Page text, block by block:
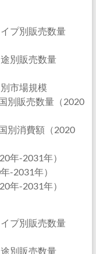
プ別販売数量
別販売数量
市場規模
別販売数量（2020
別消費額（2020
年-2031年）
-2031年）
年-2031年）
プ別販売数量
別販売数量